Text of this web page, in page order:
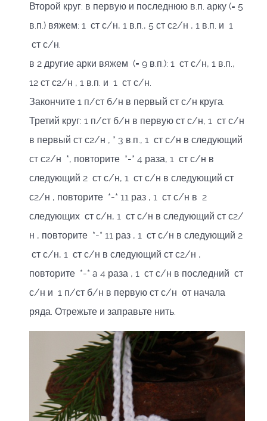
Второй круг: в первую и последнюю в.п. арку (= 5
в.п.) вяжем: 1 ст с/н, 1 в.п., 5 ст с2/н , 1 в.п. и 1
ст с/н.
в 2 другие арки вяжем (= 9 в.п.): 1 ст с/н, 1 в.п.,
12 ст с2/н , 1 в.п. и 1 ст с/н.
Закончите 1 п/ст б/н в первый ст с/н круга.
Третий круг: 1 п/ст б/н в первую ст с/н, 1 ст с/н
в первый ст с2/н , * 3 в.п., 1 ст с/н в следующий
ст с2/н *, повторите *-* 4 раза, 1 ст с/н в
следующий 2 ст с/н, 1 ст с/н в следующий ст
с2/н , повторите *-* 11 раз , 1 ст с/н в 2
следующих ст с/н, 1 ст с/н в следующий ст с2/
н , повторите *-* 11 раз , 1 ст с/н в следующий 2
ст с/н, 1 ст с/н в следующий ст с2/н ,
повторите *-* a 4 раза , 1 ст с/н в последний ст
с/н и 1 п/ст б/н в первую ст с/н от начала
ряда. Отрежьте и заправьте нить.